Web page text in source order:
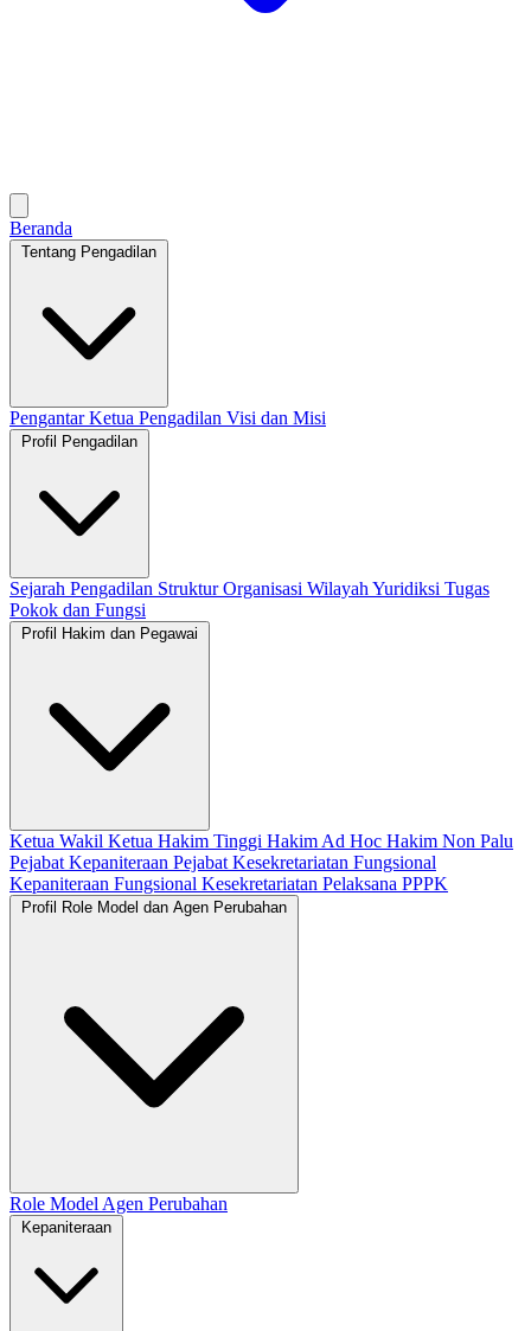
Beranda
Tentang Pengadilan
Pengantar Ketua Pengadilan Visi dan Misi
Profil Pengadilan
Sejarah Pengadilan Struktur Organisasi Wilayah Yuridiksi Tugas
Pokok dan Fungsi
Profil Hakim dan Pegawai
Ketua Wakil Ketua Hakim Tinggi Hakim Ad Hoc Hakim Non Palu
Pejabat Kepaniteraan Pejabat Kesekretariatan Fungsional
Kepaniteraan Fungsional Kesekretariatan Pelaksana PPPK
Profil Role Model dan Agen Perubahan
Role Model Agen Perubahan
Kepaniteraan